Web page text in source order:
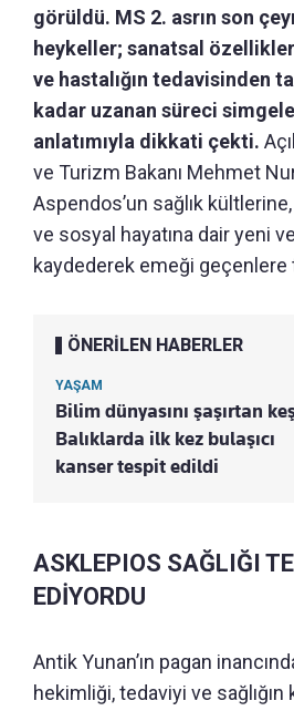
görüldü. MS 2. asrın son
heykeller; sanatsal
ve hastalığın tedavisinden
kadar uzanan süreci
anlatımıyla dikkati çekti.
ve Turizm Bakanı Mehmet
Aspendos’un sağlık
ve sosyal hayatına dair yeni
kaydederek emeği
ÖNERİLEN HABERLER
YAŞAM
Bilim dünyasını şaşırtan
Balıklarda ilk kez bulaşıcı
kanser tespit edildi
ASKLEPIOS SAĞLIĞI
EDİYORDU
Antik Yunan’ın pagan
hekimliği, tedaviyi ve sağlığın